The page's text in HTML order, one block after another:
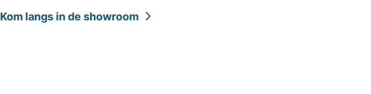
Kom langs in de showroom